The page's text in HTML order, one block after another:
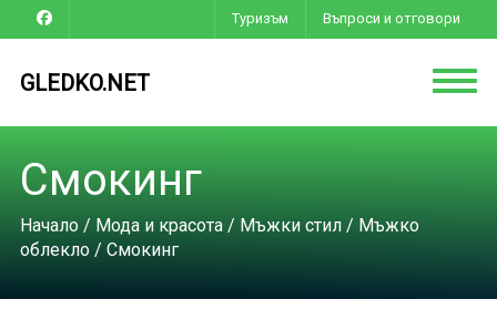
Туризъм Въпроси и отговори
GLEDKO.NET
Смокинг
Начало/ Мода и красота/ Мъжки стил/ Мъжко
облекло/ Смокинг